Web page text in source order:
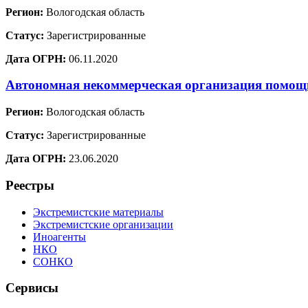
Регион: Вологодская область
Статус: Зарегистрированные
Дата ОГРН: 06.11.2020
Автономная некоммерческая организация
Регион: Вологодская область
Статус: Зарегистрированные
Дата ОГРН: 23.06.2020
Реестры
Экстремистские материалы
Экстремистские организации
Иноагенты
НКО
СОНКО
Сервисы